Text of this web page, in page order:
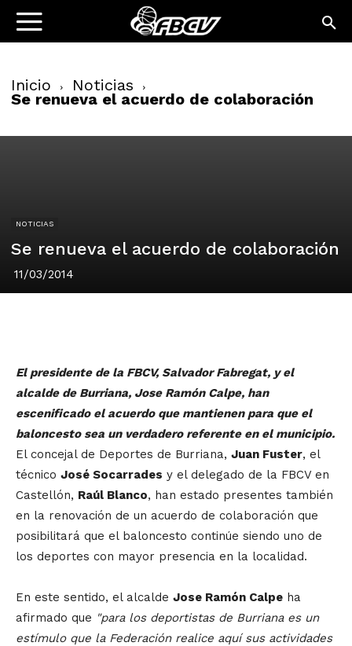
Inicio Noticias
Se renueva el acuerdo de colaboración
NOTICIAS
Se renueva el acuerdo de colaboración
11/03/2014
El presidente de la FBCV, Salvador Fabregat, y el
alcalde de Burriana, Jose Ramón Calpe, han
escenificado el acuerdo que mantienen para que el
baloncesto sea un verdadero referente en el municipio.
El concejal de Deportes de Burriana, Juan Fuster, el
técnico José Socarrades y el delegado de la FBCV en
Castellón, Raúl Blanco, han estado presentes también
en la renovación de un acuerdo de colaboración que
posibilitará que el baloncesto continúe siendo uno de
los deportes con mayor presencia en la localidad.
En este sentido, el alcalde Jose Ramón Calpe ha
afirmado que "para los deportistas de Burriana es un
estímulo que la Federación realice aquí sus actividades